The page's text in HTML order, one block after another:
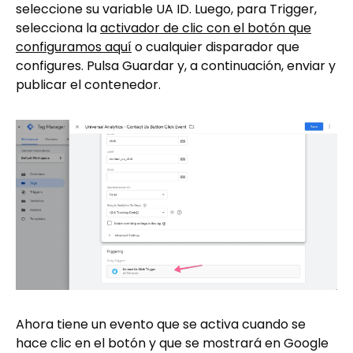
seleccione su variable UA ID. Luego, para Trigger,
selecciona laactivador de clic con el botón que
configuramos aquío cualquier disparador que
configures. Pulsa Guardar y, a continuación, enviar y
publicar el contenedor.
Ahora tiene un evento que se activa cuando se
hace clic en el botón y que se mostrará en Google